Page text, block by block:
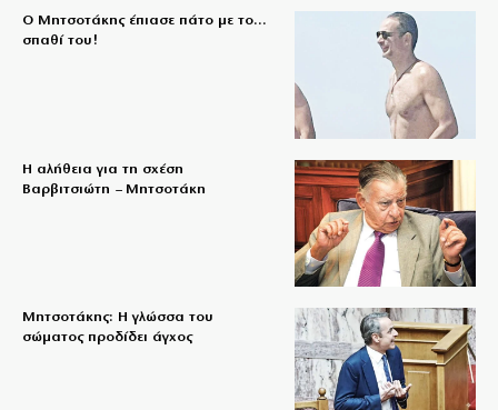
Ο Μητσοτάκης έπιασε πάτο με το…
σπαθί του!
Η αλήθεια για τη σχέση
Βαρβιτσιώτη – Μητσοτάκη
Μητσοτάκης: Η γλώσσα του
σώματος προδίδει άγχος